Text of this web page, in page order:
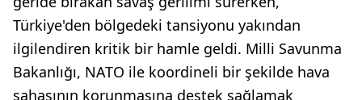
Türkiye'den bölgedeki tansiyonu yakından
ilgilendiren kritik bir hamle geldi. Milli Savunma
Bakanlığı, NATO ile koordineli bir şekilde hava
sahasının korunmasına destek sağlamak